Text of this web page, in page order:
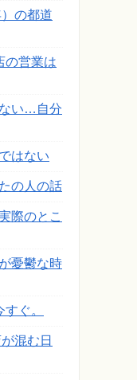
の都道
の営業は
い…自分
はない
の人の話
際のとこ
憂鬱な時
ぐ。
混む日